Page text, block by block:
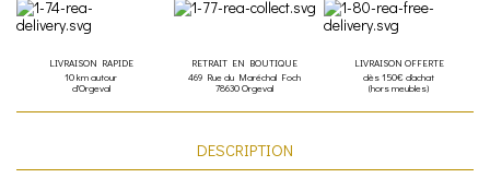
LIVRAISON RAPIDE
10 km autour
d'Orgeval
RETRAIT EN BOUTIQUE
469 Rue du Maréchal Foch
78630 Orgeval
LIVRAISON OFFERTE
dès 150€ d'achat
(hors meubles)
DESCRIPTION